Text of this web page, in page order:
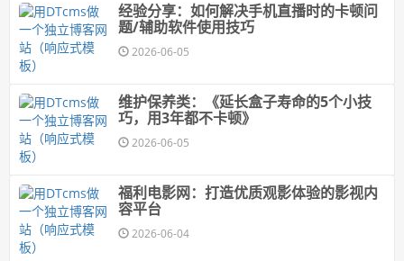
经验分享：如何解决手机直播时的卡顿问
题/辅助软件使用技巧
2026-06-05
维护保养类：《延长盒子寿命的5个小技
巧，用3年都不卡顿》
2026-06-05
福利电影网：打造优质观影体验的影视内
容平台
2026-06-04